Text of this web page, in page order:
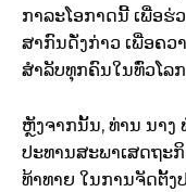
ກາລະໂອກາດນີ້ ເພື່ອ
ສາກົນດັ່ງກ່າວ ເພື່ອຄ
ສໍາລັບທຸກຄົນໃນທົ່ວໂລກ
ຫຼັງຈາກນັ້ນ, ທ່ານ ນາງ
ປະທານສະພາເສດຖະ
ທ້າທາຍ ໃນການຈັດຕັ້ງ